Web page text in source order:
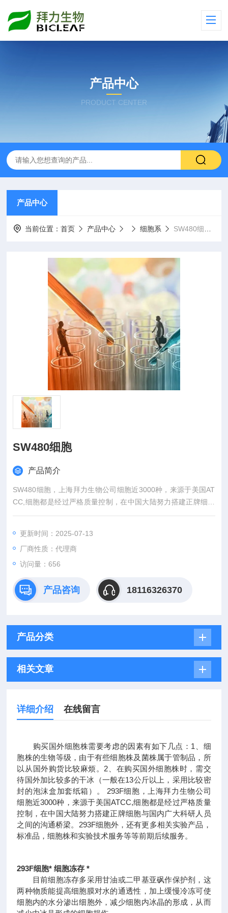
产品中心
PRODUCT CENTER
产品中心
当前位置：首页 产品中心 细胞系 SW480细胞SW480细胞
SW480细胞
产品简介
SW480细胞，上海拜力生物公司细胞近3000种，来源于美国AT
CC,细胞都是经过严格质量控制，在中国大陆努力搭建正牌细胞
与国内广大科研人员之间的沟通桥梁。外，还有更多相关实验产
更新时间：2025-07-13
厂商性质：代理商
访问量：656
产品咨询 18116326370
产品分类
相关文章
详细介绍 在线留言
购买国外细胞株需要考虑的因素有如下几点：1、细
胞株的生物等级，由于有些细胞株及菌株属于管制品，所
以从国外购货比较麻烦。2、在购买国外细胞株时，需交
待国外加比较多的干冰（一般在13公斤以上，采用比较密
封的泡沫盒加套纸箱）。
293F细胞，上海拜力生物公司
细胞近3000种，来源于美国ATCC,细胞都是经过严格质量
控制，在中国大陆努力搭建正牌细胞与国内广大科研人员
之间的沟通桥梁。293F细胞外，还有更多相关实验产品，
标准品，细胞株和实验技术服务等等前期后续服务。
293F细胞* 细胞冻存 *
目前细胞冻存多采用甘油或二甲基亚砜作保护剂，这
两种物质能提高细胞膜对水的通透性，加上缓慢冷冻可使
细胞内的水分渗出细胞外，减少细胞内冰晶的形成，从而